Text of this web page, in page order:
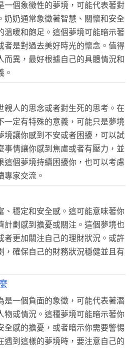
一個象徵性的夢境，可能代表著對
奶奶通常象徵著智慧、關懷和安全
溫暖和飽足。這個夢境可能暗示著
者是對過去美好時光的懷念。值得
而異，最好根據自己的具體情況和
。
親人的思念或者對生死的思考。在
一定有特殊的意義，可能只是夢境
境讓你感到不安或者困擾，可以試
事情讓你感到焦慮或者有壓力，並
這個夢境持續困擾你，也可以考慮
專家交流。
、穩定和安全感。這可能意味著你
計劃感到擔憂或關注。這個夢境也
者更加關注自己的理財狀況。或許
，確保自己的財務狀況穩健並且有
是一個負面的象徵，可能代表著潛
物或情況。這種夢境可能暗示著你
全感的擔憂，或者暗示你需要警惕
遇到這樣的夢境時，要注意自己的